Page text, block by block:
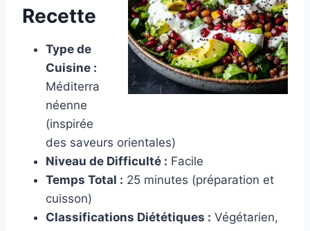
Recette
Type de
Cuisine :
Méditerra
néenne
(inspirée
des saveurs orientales)
Niveau de Difficulté : Facile
Temps Total : 25 minutes (préparation et
cuisson)
Classifications Diététiques : Végétarien,